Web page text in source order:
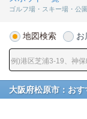
ゴルフ場・スキー場・公
地図検索 お
大阪府松原市：おす